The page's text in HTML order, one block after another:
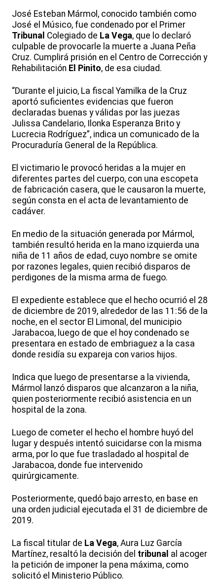
José Esteban Mármol, conocido también como
José el Músico, fue condenado por el Primer
Tribunal Colegiado de La Vega, que lo declaró
culpable de provocarle la muerte a Juana Peña
Cruz. Cumplirá prisión en el Centro de Corrección y
Rehabilitación El Pinito, de esa ciudad.
“Durante el juicio, La fiscal Yamilka de la Cruz
aportó suficientes evidencias que fueron
declaradas buenas y válidas por las juezas
Julissa Candelario, Ilonka Esperanza Brito y
Lucrecia Rodríguez”, indica un comunicado de la
Procuraduría General de la República.
El victimario le provocó heridas a la mujer en
diferentes partes del cuerpo, con una escopeta
de fabricación casera, que le causaron la muerte,
según consta en el acta de levantamiento de
cadáver.
En medio de la situación generada por Mármol,
también resultó herida en la mano izquierda una
niña de 11 años de edad, cuyo nombre se omite
por razones legales, quien recibió disparos de
perdigones de la misma arma de fuego.
El expediente establece que el hecho ocurrió el 28
de diciembre de 2019, alrededor de las 11:56 de la
noche, en el sector El Limonal, del municipio
Jarabacoa, luego de que el hoy condenado se
presentara en estado de embriaguez a la casa
donde residía su expareja con varios hijos.
Indica que luego de presentarse a la vivienda,
Mármol lanzó disparos que alcanzaron a la niña,
quien posteriormente recibió asistencia en un
hospital de la zona.
Luego de cometer el hecho el hombre huyó del
lugar y después intentó suicidarse con la misma
arma, por lo que fue trasladado al hospital de
Jarabacoa, donde fue intervenido
quirúrgicamente.
Posteriormente, quedó bajo arresto, en base en
una orden judicial ejecutada el 31 de diciembre de
2019.
La fiscal titular de La Vega, Aura Luz García
Martínez, resaltó la decisión del tribunal al acoger
la petición de imponer la pena máxima, como
solicitó el Ministerio Público.